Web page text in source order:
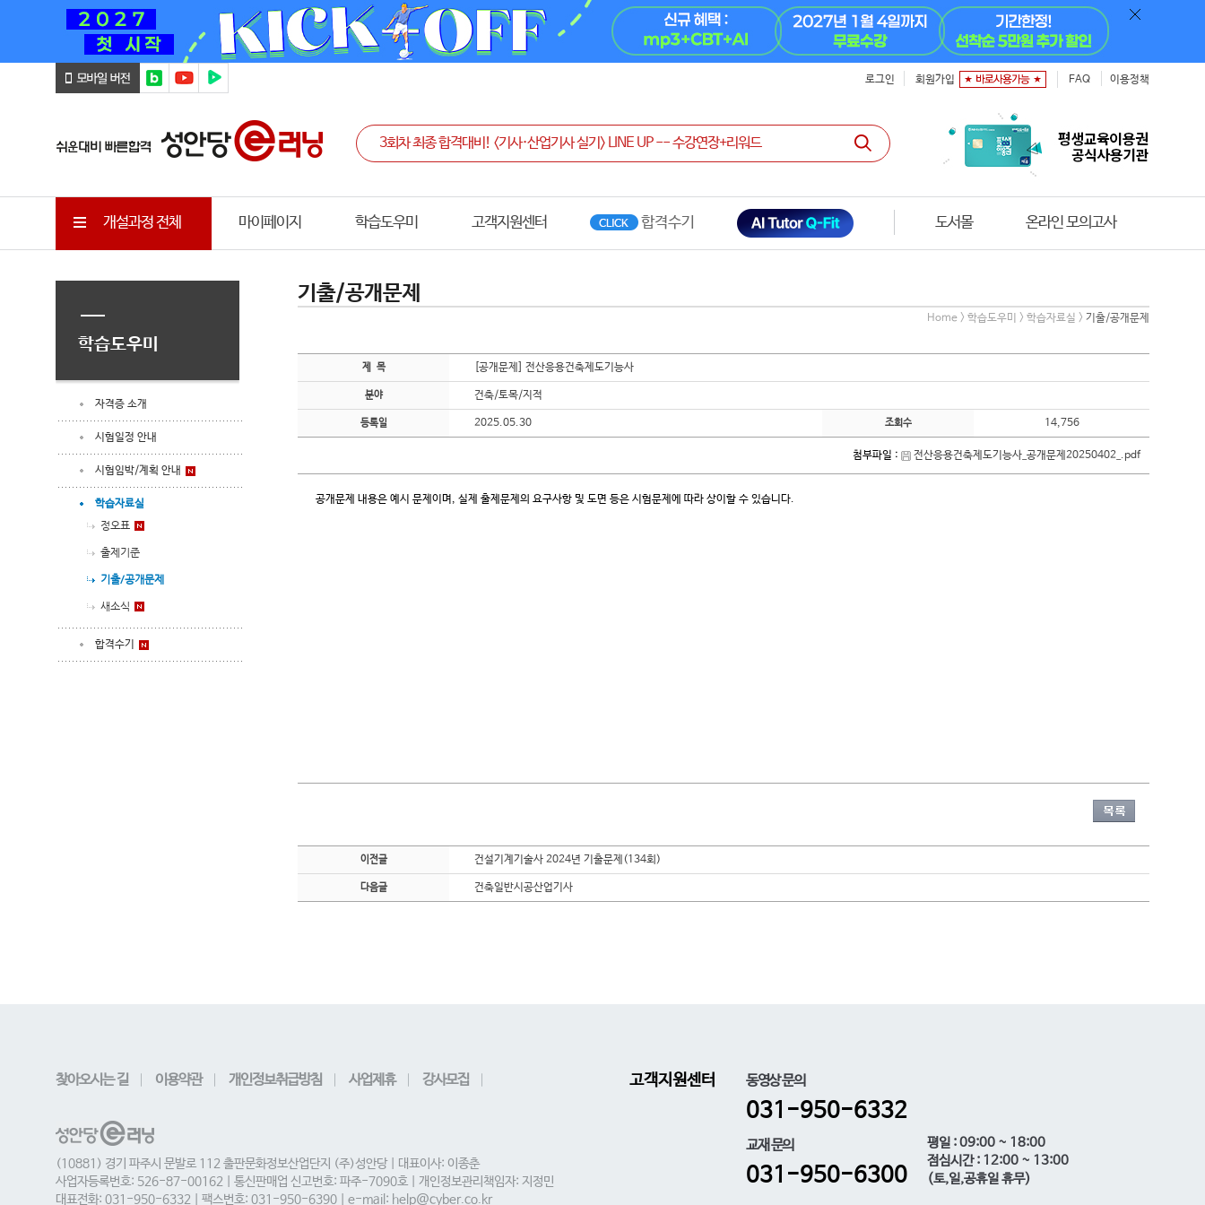
로그인 회원가입 FAQ 이용정책
개설과정 전체 마이페이지 학습도우미 고객지원센터 도서몰 온라인 모의고사
학습도우미
자격증 소개
시험일정 안내
시험임박/계획 안내
학습자료실
정오표
출제기준
기출/공개문제
새소식
합격수기
기출/공개문제
Home > 학습도우미 > 학습자료실 > 기출/공개문제
제 목 [공개문제] 전산응용건축제도기능사
분야 건축/토목/지적
등록일 2025.05.30 조회수 14,756
첨부파일 : 전산응용건축제도기능사_공개문제20250402_.pdf
공개문제 내용은 예시 문제이며, 실제 출제문제의 요구사항 및 도면 등은 시험문제에 따라 상이할 수 있습니다.
이전글 건설기계기술사 2024년 기출문제(134회)
다음글 건축일반시공산업기사
찾아오시는 길 이용약관 개인정보취급방침 사업제휴 강사모집
(10881) 경기 파주시 문발로 112 출판문화정보산업단지 (주)성안당 | 대표이사: 이종춘
사업자등록번호: 526-87-00162 | 통신판매업 신고번호: 파주-7090호 | 개인정보관리책임자: 지정민
대표전화: 031-950-6332 | 팩스번호: 031-950-6390 | e-mail: help@cyber.co.kr
고객지원센터 동영상 문의
031-950-6332
교재 문의
031-950-6300
평일 : 09:00 ~ 18:00
점심시간 : 12:00 ~ 13:00
(토,일,공휴일 휴무)